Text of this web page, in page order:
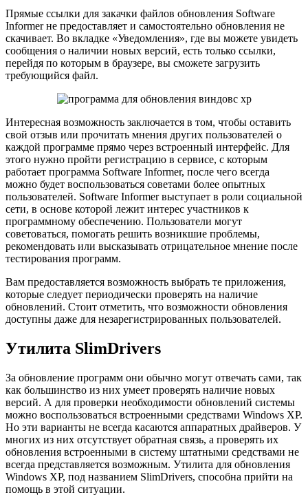
Прямые ссылки для закачки файлов обновления Software
Informer не предоставляет и самостоятельно обновления не
скачивает. Во вкладке «Уведомления», где вы можете увидеть
сообщения о наличии новых версий, есть только ссылки,
перейдя по которым в браузере, вы сможете загрузить
требующийся файл.
Интересная возможность заключается в том, чтобы оставить
свой отзыв или прочитать мнения других пользователей о
каждой программе прямо через встроенный интерфейс. Для
этого нужно пройти регистрацию в сервисе, с которым
работает программа Software Informer, после чего всегда
можно будет воспользоваться советами более опытных
пользователей. Software Informer выступает в роли социальной
сети, в основе которой лежит интерес участников к
программному обеспечению. Пользователи могут
советоваться, помогать решить возникшие проблемы,
рекомендовать или высказывать отрицательное мнение после
тестирования программ.
Вам предоставляется возможность выбрать те приложения,
которые следует периодически проверять на наличие
обновлений. Стоит отметить, что возможности обновления
доступны даже для незарегистрированных пользователей.
Утилита SlimDrivers
За обновление программ они обычно могут отвечать сами, так
как большинство из них умеет проверять наличие новых
версий. А для проверки необходимости обновлений системы
можно воспользоваться встроенными средствами Windows XP.
Но эти варианты не всегда касаются аппаратных драйверов. У
многих из них отсутствует обратная связь, а проверять их
обновления встроенными в систему штатными средствами не
всегда представляется возможным. Утилита для обновления
Windows XP, под названием SlimDrivers, способна прийти на
помощь в этой ситуации.